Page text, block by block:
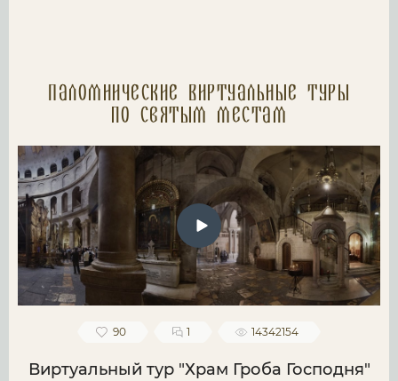
Паломнические Виртуальные туры
по святым местам
90 1 14342154
Виртуальный тур "Храм Гроба Господня"